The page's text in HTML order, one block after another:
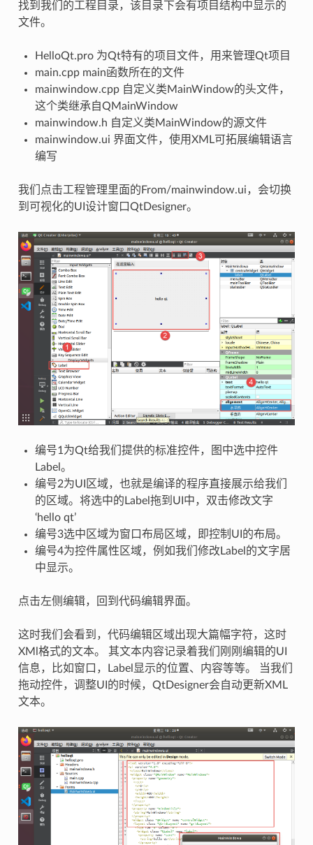
找到我们的工程目录，该目录下会有项目结构中显示的
文件。
HelloQt.pro 为Qt特有的项目文件，用来管理Qt项目
main.cpp main函数所在的文件
mainwindow.cpp 自定义类MainWindow的头文件，
这个类继承自QMainWindow
mainwindow.h 自定义类MainWindow的源文件
mainwindow.ui 界面文件，使用XML可拓展编辑语言
编写
我们点击工程管理里面的From/mainwindow.ui，会切换
到可视化的UI设计窗口QtDesigner。
编号1为Qt给我们提供的标准控件，图中选中控件
Label。
编号2为UI区域，也就是编译的程序直接展示给我们
的区域。将选中的Label拖到UI中，双击修改文字
‘hello qt’
编号3选中区域为窗口布局区域，即控制UI的布局。
编号4为控件属性区域，例如我们修改Label的文字居
中显示。
点击左侧编辑，回到代码编辑界面。
这时我们会看到，代码编辑区域出现大篇幅字符，这时
XMl格式的文本。 其文本内容记录着我们刚刚编辑的UI
信息，比如窗口，Label显示的位置、内容等等。 当我们
拖动控件，调整UI的时候，QtDesigner会自动更新XML
文本。